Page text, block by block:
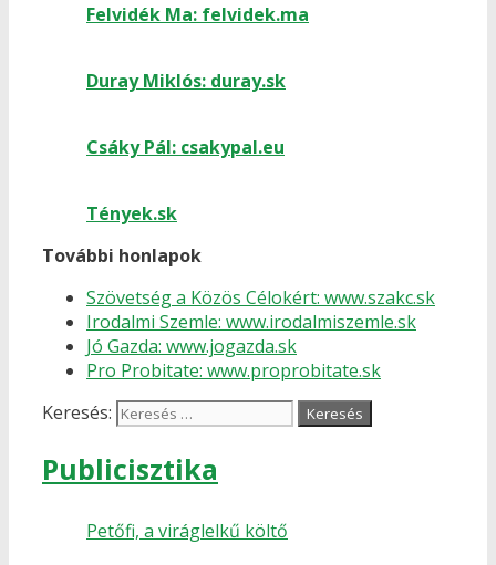
Felvidék Ma: felvidek.ma
Duray Miklós: duray.sk
Csáky Pál: csakypal.eu
Tények.sk
További honlapok
Szövetség a Közös Célokért: www.szakc.sk
Irodalmi Szemle: www.irodalmiszemle.sk
Jó Gazda: www.jogazda.sk
Pro Probitate: www.proprobitate.sk
Keresés:
Publicisztika
Petőfi, a viráglelkű költő